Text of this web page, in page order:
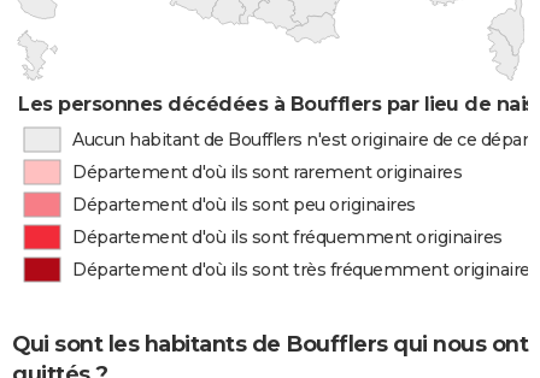
Les personnes décédées à Boufflers par lieu de
Aucun habitant de Boufflers n'est originaire de ce
Département d'où ils sont rarement originaires
Département d'où ils sont peu originaires
Département d'où ils sont fréquemment originaires
Département d'où ils sont très fréquemment originaires
Qui sont les habitants de Boufflers qui nous ont